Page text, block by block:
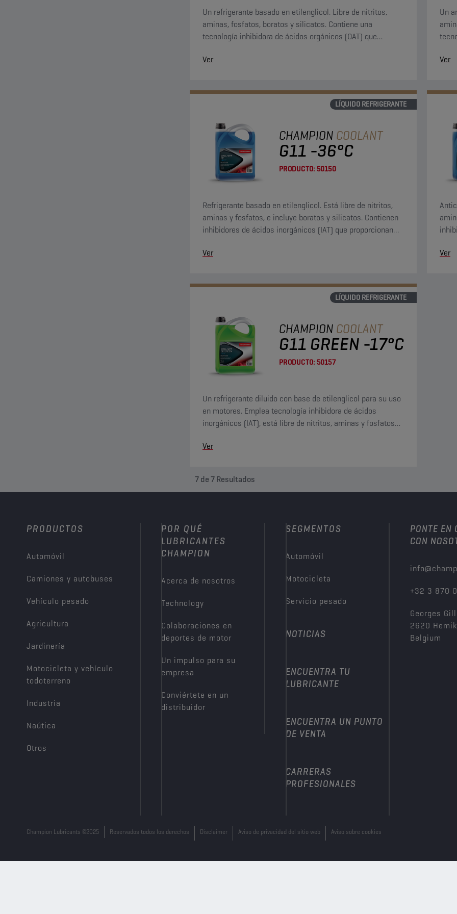
Un refrigerante basado en etilenglicol. Libre de nitritos,
aminas, fosfatos, boratos y silicatos. Contiene una
tecnología inhibidora de ácidos orgánicos (OAT) que
refrigeración.
Ver
Un
Ver
LÍQUIDO REFRIGERANTE
CHAMPION COOLANT
G11 -36°C
PRODUCTO: 50150
Refrigerante basado en etilenglicol. Está libre de nitritos,
aminas y fosfatos, e incluye boratos y silicatos. Contienen
inhibidores de ácidos inorgánicos (IAT) que proporcionan
Ver
Ver
LÍQUIDO REFRIGERANTE
CHAMPION COOLANT
G11 GREEN -17°C
PRODUCTO: 50157
Un refrigerante diluido con base de etilenglicol para su uso
en motores. Emplea tecnología inhibidora de ácidos
inorgánicos (IAT), está libre de nitritos, aminas y fosfatos
Ver
7de7Resultados
PRODUCTOS
Automóvil
Camiones y autobuses
Vehículo pesado
Agricultura
Jardinería
Motocicleta y vehículo
todoterreno
Industria
Naútica
Otros
POR QUÉ
LUBRICANTES
CHAMPION
Acerca de nosotros
Technology
Colaboraciones en
deportes de motor
Un impulso para su
empresa
Conviértete en un
distribuidor
SEGMENTOS
Automóvil
Motocicleta
Servicio pesado
NOTICIAS
ENCUENTRA TU
LUBRICANTE
ENCUENTRA UN PUNTO
DE VENTA
CARRERAS
PROFESIONALES
PONTE EN
CON
+32 3 870
Georges
2620
Belgium
Champion Lubricants ©2025 Reservados todos los derechos Disclaimer Aviso de privacidad del sitio web Aviso sobre cookies